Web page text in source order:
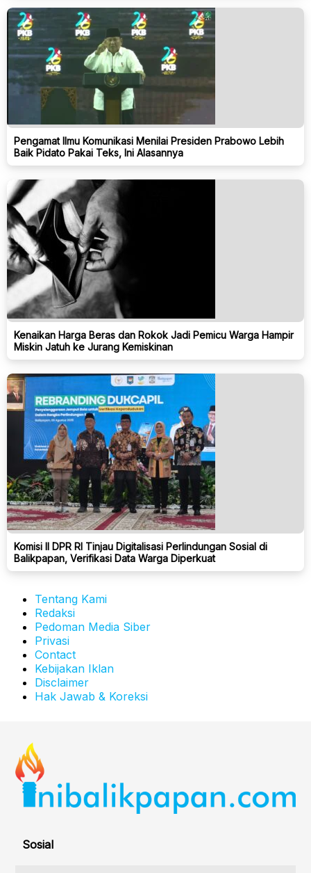
Pengamat Ilmu Komunikasi Menilai Presiden Prabowo Lebih
Baik Pidato Pakai Teks, Ini Alasannya
Kenaikan Harga Beras dan Rokok Jadi Pemicu Warga Hampir
Miskin Jatuh ke Jurang Kemiskinan
Komisi II DPR RI Tinjau Digitalisasi Perlindungan Sosial di
Balikpapan, Verifikasi Data Warga Diperkuat
Tentang Kami
Redaksi
Pedoman Media Siber
Privasi
Contact
Kebijakan Iklan
Disclaimer
Hak Jawab & Koreksi
Sosial